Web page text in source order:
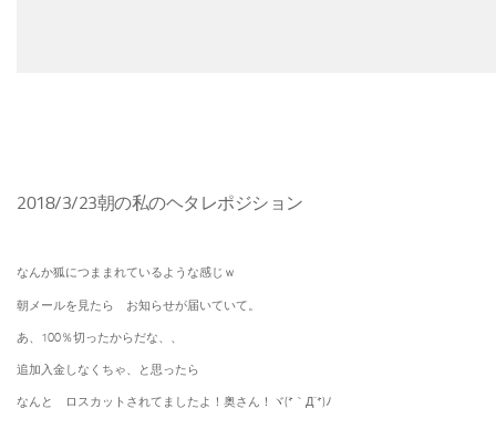
2018/3/23朝の私のヘタレポジション
なんか狐につままれているような感じｗ
朝メールを見たら お知らせが届いていて。
あ、100％切ったからだな、、
追加入金しなくちゃ、と思ったら
なんと ロスカットされてましたよ！奥さん！ヾ(*｀Д´*)ﾉ